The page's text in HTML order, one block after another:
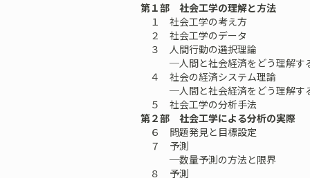
第１部 社会工学の理解と方法
１ 社会工学の考え方
２ 社会工学のデータ
３ 人間行動の選択理論
─人間と社会経済をどう理解す
４ 社会の経済システム理論
─人間と社会経済をどう理解す
５ 社会工学の分析手法
第２部 社会工学による分析の実際
６ 問題発見と目標設定
７ 予測
─数量予測の方法と限界
８ 予測